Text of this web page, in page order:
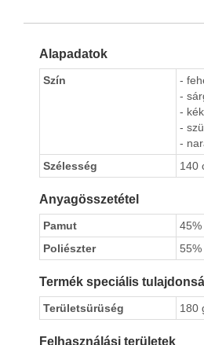
Alapadatok
Szín
-
-
-
-
-
Szélesség
140
Anyagösszetétel
Pamut
45%
Poliészter
55%
Termék speciális
Területsürüség 180
Felhasználási területek